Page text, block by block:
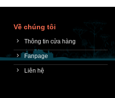
Về chúng tôi
Thông tin cửa hàng
Fanpage
Liên hệ